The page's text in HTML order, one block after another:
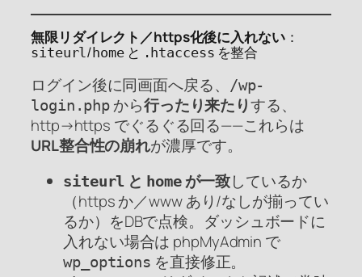
無限リダイレクト／https化後に入れない：
siteurl /homeと .htaccess を整合
ログイン後に同画面へ戻る、
/wp-
login.php から行ったり来たりする、
http→https でぐるぐる回る——これらは
URL整合性の崩れが濃厚です。
siteurl と homeが一致しているか
（https か／www あり/なしが揃ってい
るか）をDBで点検。ダッシュボードに
入れない場合は phpMyAdmin で
wp_options を直接修正。